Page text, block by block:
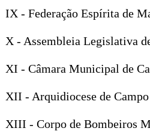
IX - Federação Espírita de
X - Assembleia Legislativa
XI - Câmara Municipal de
XII - Arquidiocese de Campo
XIII - Corpo de Bombeiros